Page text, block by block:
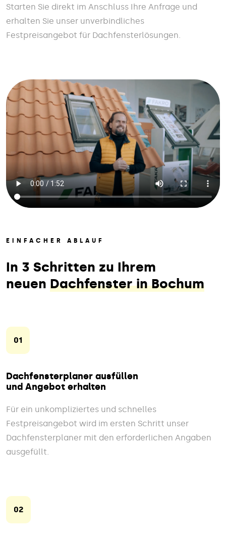
Starten Sie direkt im Anschluss Ihre Anfrage und
erhalten Sie unser unverbindliches
Festpreisangebot für Dachfensterlösungen.
EINFACHER ABLAUF
In 3 Schritten zu Ihrem
neuen Dachfenster in Bochum
01
Dachfensterplaner ausfüllen
und Angebot erhalten
Für ein unkompliziertes und schnelles
Festpreisangebot wird im ersten Schritt unser
Dachfensterplaner mit den erforderlichen Angaben
ausgefüllt.
02